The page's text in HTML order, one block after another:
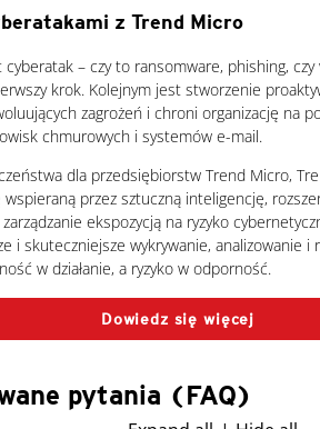
z Trend Micro
– czy to ransomware, phishing, czy
krok. Kolejnym jest stworzenie
zagrożeń i chroni organizację na
chmurowych i systemów e-mail.
dla przedsiębiorstw Trend Micro,
przez sztuczną inteligencję,
ekspozycją na ryzyko
i skuteczniejsze wykrywanie, analizowanie i
w działanie, a ryzyko w odporność.
Dowiedz się więcej
pytania (FAQ)